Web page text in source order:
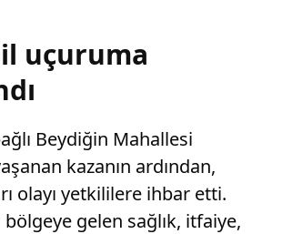
uçuruma
Beydiğin Mahallesi
kazanın ardından,
olayı yetkililere ihbar etti.
gelen sağlık, itfaiye,